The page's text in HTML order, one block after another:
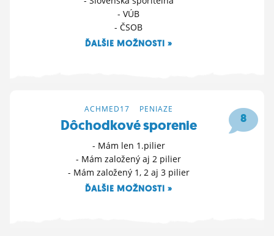
- VÚB
- ČSOB
ĎALŠIE MOŽNOSTI »
8
ACHMED17 PENIAZE
Dôchodkové sporenie
- Mám len 1.pilier
- Mám založený aj 2 pilier
- Mám založený 1, 2 aj 3 pilier
ĎALŠIE MOŽNOSTI »